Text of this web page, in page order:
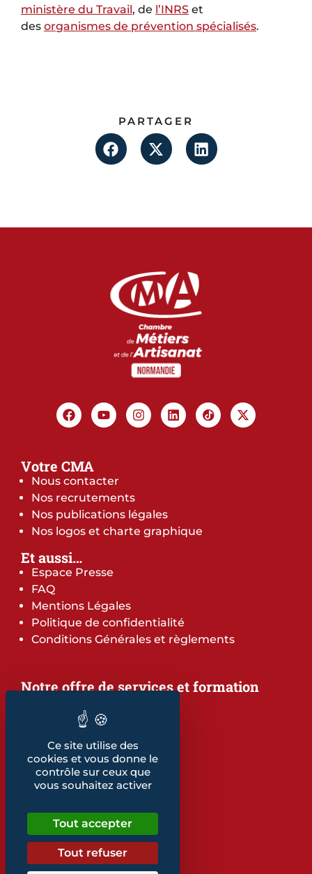
ministère du Travail, de l’INRS et
des organismes de prévention spécialisés.
PARTAGER
Votre CMA
Nous contacter
Nos recrutements
Nos publications légales
Nos logos et charte graphique
Et aussi…
Espace Presse
FAQ
Mentions Légales
Politique de confidentialité
Conditions Générales et règlements
Notre offre de services et formation
Notre offre de formation
Les indicateurs
Nos publications
Retrouvez également...
Notre glossaire
Ce site utilise des
cookies et vous donne le
contrôle sur ceux que
vous souhaitez activer
Tout accepter
Tout refuser